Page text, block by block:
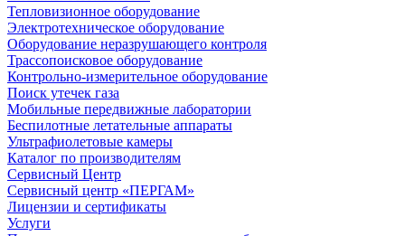
Тепловизионное оборудование
Электротехническое оборудование
Оборудование неразрушающего контроля
Трассопоисковое оборудование
Контрольно-измерительное оборудование
Поиск утечек газа
Мобильные передвижные лаборатории
Беспилотные летательные аппараты
Ультрафиолетовые камеры
Каталог по производителям
Сервисный Центр
Сервисный центр «ПЕРГАМ»
Лицензии и сертификаты
Услуги